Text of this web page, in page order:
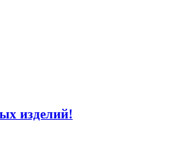
изделий!